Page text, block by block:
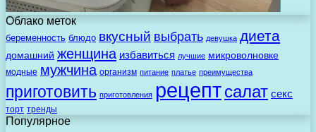
Облако меток
беременность блюдо вкусный выбрать девушка диета
домашний женщина избавиться лучшие микроволновке
модные мужчина организм питание платье преимущества
приготовить приготовления рецептсалат секс
торт тренды
Популярное